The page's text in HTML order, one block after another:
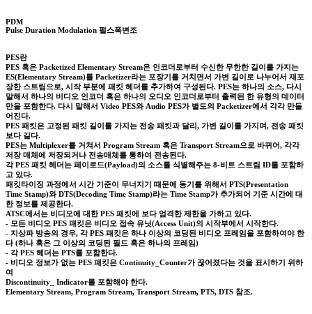
PDM
Pulse Duration Modulation 펄스폭변조
PES란
PES 혹은 Packetized Elementary Stream은 인코더로부터 수신한 무한한 길이를 가지는
ES(Elementary Stream)를 Packetizer라는 포장기를 거치면서 가변 길이로 나누어서 재포
장한 스트림으로, 시작 부분에 패킷 헤더를 추가하여 구성된다. PES는 하나의 소스, 다시
말해서 하나의 비디오 인코더 혹은 하나의 오디오 인코더로부터 출력된 한 유형의 데이터
만을 포함한다. 다시 말해서 Video PES와 Audio PES가 별도의 Packetizer에서 각각 만들
어진다.
PES 패킷은 고정된 패킷 길이를 가지는 전송 패킷과 달리, 가변 길이를 가지며, 전송 패킷
보다 길다.
PES는 Multiplexer를 거쳐서 Program Stream 혹은 Transport Stream으로 바뀌어, 각각
저장 매체에 저장되거나 전송매체를 통하여 전송된다.
각 PES 패킷 헤더는 페이로드(Payload)의 소스를 식별해주는 8-비트 스트림 ID를 포함하
고 있다.
패킷타이징 과정에서 시간 기준이 무너지기 때문에 동기를 위해서 PTS(Presentation
Time Stamp)와 DTS(Decoding Time Stamp)라는 Time Stamp가 추가되어 기준 시간에 대
한 정보를 제공한다.
ATSC에서는 비디오에 대한 PES 패킷에 보다 엄격한 제한을 가하고 있다.
- 모든 비디오 PES 패킷은 비디오 접속 유닛(Access Unit)의 시작부에서 시작한다.
- 지상파 방송의 경우, 각 PES 패킷은 하나 이상의 코딩된 비디오 프레임을 포함하여야 한
다 (하나 혹은 그 이상의 코딩된 필드 혹은 하나의 프레임)
- 각 PES 헤더는 PTS를 포함한다.
- 비디오 정보가 없는 PES 패킷은 Continuity_Counter가 끊어졌다는 것을 표시하기 위하
여
Discontinuity_ Indicator를 포함해야 한다.
Elementary Stream, Program Stream, Transport Stream, PTS, DTS 참조.